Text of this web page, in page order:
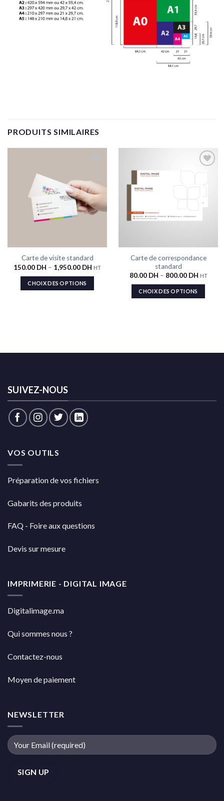
PRODUITS SIMILAIRES
à la liste
de
souhaits
Carte de visite standard
150.00 DH – 1,950.00 DH HT
CHOIX DES OPTIONS
Carte de correspondance
standard
80.00 DH – 800.00 DH HT
CHOIX DES OPTIONS
SUIVEZ-NOUS
VOS OUTILS
Préparation de vos fichiers
Gabarits des produits
FAQ - Foire aux questions
Devis sur mesure
IMPRIMERIE - DIGITAL IMAGE
Digitalimage.ma
Qui sommes nous ?
Contactez-nous
Moyen de paiement
NEWSLETTER